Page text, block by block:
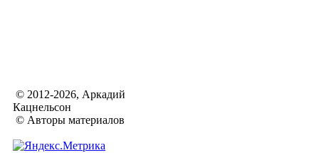
© 2012-2026, Аркадий
Кацнельсон
© Авторы материалов